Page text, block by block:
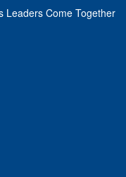
Leaders Come Together